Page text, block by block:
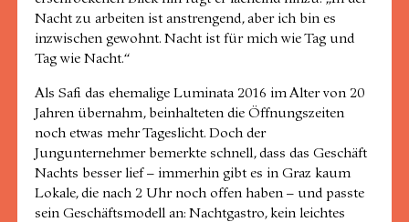
Nacht zu arbeiten ist anstrengend, aber ich bin es
inzwischen gewohnt. Nacht ist für mich wie Tag und
Tag wie Nacht.“
Als Safi das ehemalige Luminata 2016 im Alter von 20
Jahren übernahm, beinhalteten die Öffnungszeiten
noch etwas mehr Tageslicht. Doch der
Jungunternehmer bemerkte schnell, dass das Geschäft
Nachts besser lief – immerhin gibt es in Graz kaum
Lokale, die nach 2 Uhr noch offen haben – und passte
sein Geschäftsmodell an: Nachtgastro, kein leichtes